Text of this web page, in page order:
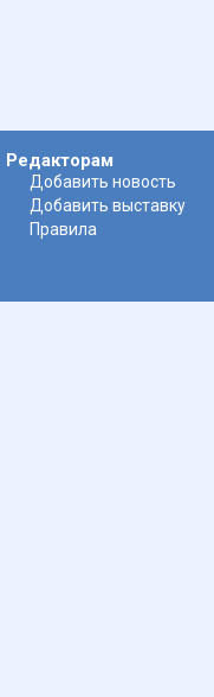
Редакторам
Добавить новость
Добавить выставку
Правила